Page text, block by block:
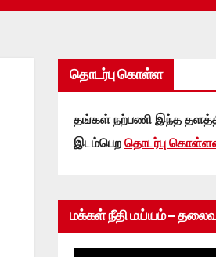
தொடர்பு கொள்ள
தங்கள் நற்பணி இந்த
இடம்பெற தொடர்பு
மக்கள் நீதி மய்யம் –